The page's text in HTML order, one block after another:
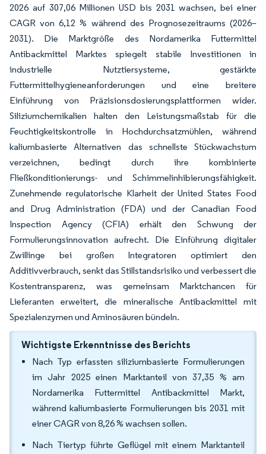
2026 auf 307,06 Millionen USD bis 2031 wachsen, bei einer
CAGR von 6,12 % während des Prognosezeitraums (2026–
2031). Die Marktgröße des Nordamerika Futtermittel
Antibackmittel Marktes spiegelt stabile Investitionen in
industrielle Nutztiersysteme, gestärkte
Futtermittelhygieneanforderungen und eine breitere
Einführung von Präzisionsdosierungsplattformen wider.
Siliziumchemikalien halten den Leistungsmaßstab für die
Feuchtigkeitskontrolle in Hochdurchsatzmühlen, während
kaliumbasierte Alternativen das schnellste Stückwachstum
verzeichnen, bedingt durch ihre kombinierte
Fließkonditionierungs- und Schimmelinhibierungsfähigkeit.
Zunehmende regulatorische Klarheit der United States Food
and Drug Administration (FDA) und der Canadian Food
Inspection Agency (CFIA) erhält den Schwung der
Formulierungsinnovation aufrecht. Die Einführung digitaler
Zwillinge bei großen Integratoren optimiert den
Additivverbrauch, senkt das Stillstandsrisiko und verbessert die
Kostentransparenz, was gemeinsam Marktchancen für
Lieferanten erweitert, die mineralische Antibackmittel mit
Spezialenzymen und Aminosäuren bündeln.
Wichtigste Erkenntnisse des Berichts
Nach Typ erfassten siliziumbasierte Formulierungen
im Jahr 2025 einen Marktanteil von 37,35 % am
Nordamerika Futtermittel Antibackmittel Markt,
während kaliumbasierte Formulierungen bis 2031 mit
einer CAGR von 8,26 % wachsen sollen.
Nach Tiertyp führte Geflügel mit einem Marktanteil